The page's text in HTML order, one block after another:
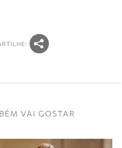
VAI GOSTAR